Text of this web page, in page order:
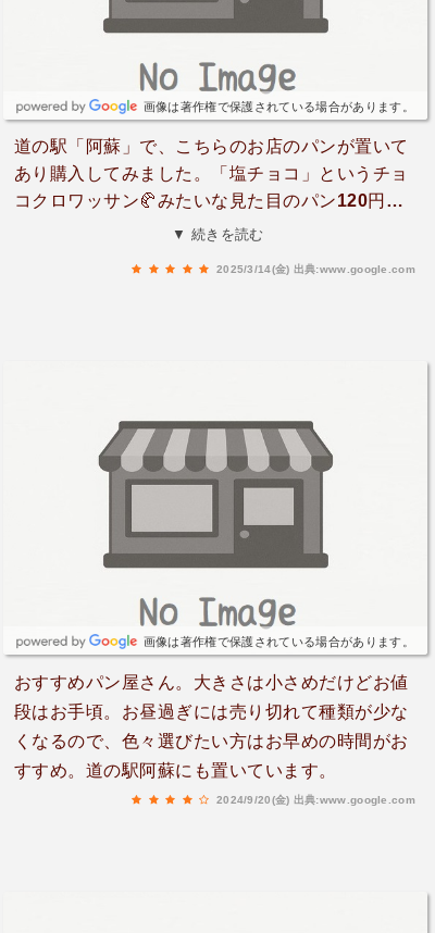
画像は著作権で保護されている場合があります。
道の駅「阿蘇」で、こちらのお店のパンが置いて
あり購入してみました。「塩チョコ」というチョ
コクロワッサン🥐みたいな見た目のパン120円を
購入したのですが、あまりの美味しさにビック
▼ 続きを読む
2025/3/14(金) 出典:www.google.com
画像は著作権で保護されている場合があります。
おすすめパン屋さん。大きさは小さめだけどお値
段はお手頃。お昼過ぎには売り切れて種類が少な
くなるので、色々選びたい方はお早めの時間がお
すすめ。道の駅阿蘇にも置いています。
2024/9/20(金) 出典:www.google.com